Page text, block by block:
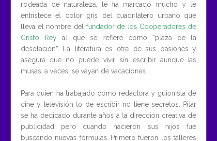
rodeada de naturaleza, le ha marcado mucho y le
entristece el color gris del cuadrilátero urbano que
lleva el nombre del fundador de los Cooperadores de
Cristo Reyal que se refiere como “plaza de la
desolación”. La literatura es otra de sus pasiones y
asegura que no puede vivir sin escribir aunque las
musas, a veces, se vayan de vacaciones.
Para quien ha trabajado como redactora y guionista de
cine y televisión lo de escribir no tiene secretos. Pilar
se ha dedicado durante años a la dirección creativa de
publicidad pero cuando nacieron sus hijos fue
buscando nuevas fórmulas. Primero fueron los talleres